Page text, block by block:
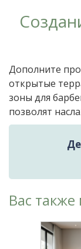
Дополните
открытые
зоны для
позволят
Вас